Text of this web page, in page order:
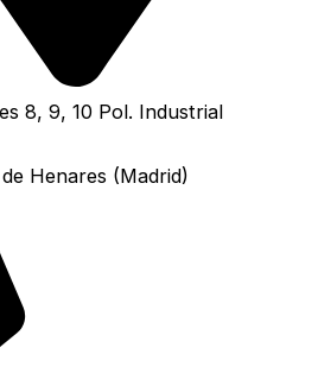
8, 9, 10 Pol. Industrial
Henares (Madrid)